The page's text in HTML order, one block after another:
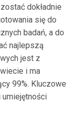
dokładnie
się do
badań, a do
najlepszą
jest z
i ma
99%. Kluczowe